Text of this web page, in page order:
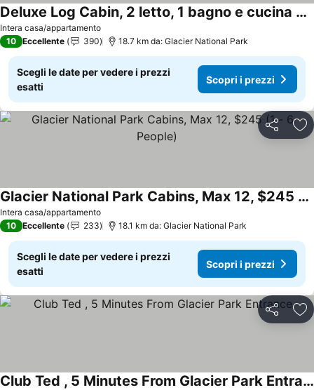
Intera casa/appartamento
Deluxe Log Cabin, 2 letto, 1 bagno e cucina sul fiume Flathead
10 Eccellente 390 18.7 km da: Glacier National Park
Scegli le date per vedere i prezzi
esatti
Scopri i prezzi
Condividi
Intera casa/appartamento
Glacier National Park Cabins, Max 12, $245 (1 - 6 People)
10 Eccellente 233 18.1 km da: Glacier National Park
Scegli le date per vedere i prezzi
esatti
Scopri i prezzi
Condividi
Club Ted , 5 Minutes From Glacier Park Entrance